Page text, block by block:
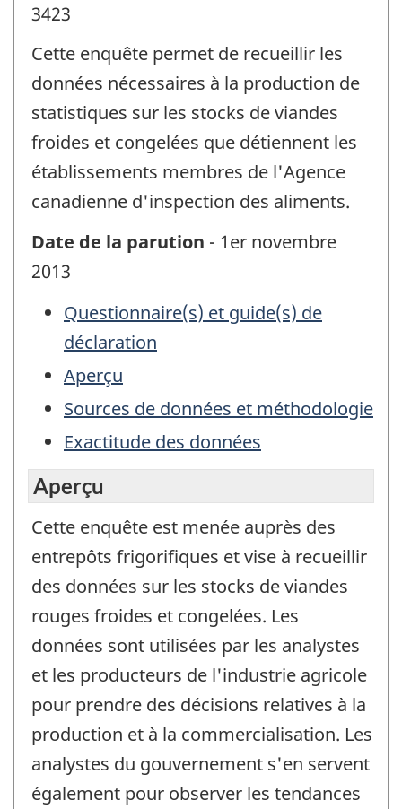
3423
Cette enquête permet de recueillir les
données nécessaires à la production de
statistiques sur les stocks de viandes
froides et congelées que détiennent les
établissements membres de l'Agence
canadienne d'inspection des aliments.
Date de la parution - 1er novembre
2013
Questionnaire(s) et guide(s) de
déclaration
Aperçu
Sources de données et méthodologie
Exactitude des données
Aperçu
Cette enquête est menée auprès des
entrepôts frigorifiques et vise à recueillir
des données sur les stocks de viandes
rouges froides et congelées. Les
données sont utilisées par les analystes
et les producteurs de l'industrie agricole
pour prendre des décisions relatives à la
production et à la commercialisation. Les
analystes du gouvernement s'en servent
également pour observer les tendances